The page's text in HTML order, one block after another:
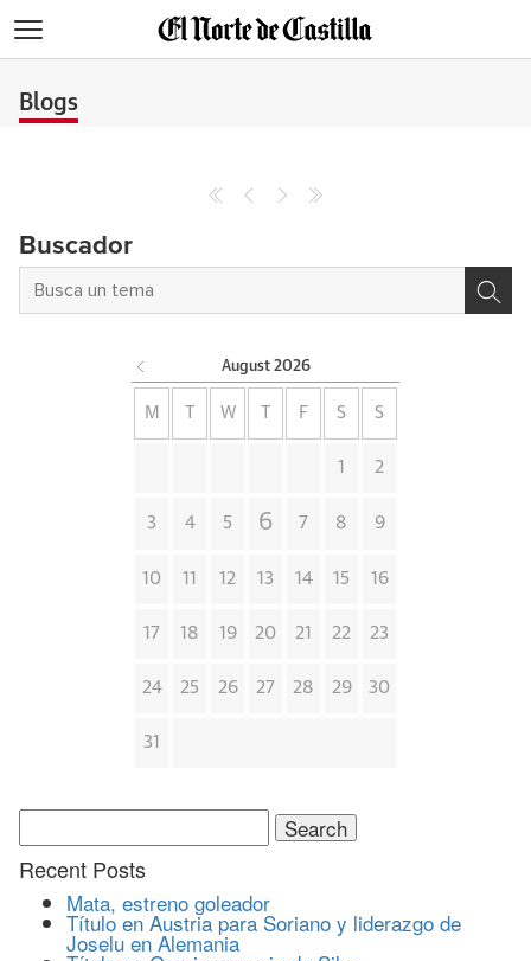
Blogs
Buscador
August 2026
M W F S S
1 2
3 4 5 6 7 8 9
10 11 12 13 14 15 16
17 18 19 20 21 22 23
24 25 26 27 28 29 30
31
Search
for:
Recent Posts
Mata, estreno goleador
Título en Austria para Soriano y liderazgo de
Joselu en Alemania